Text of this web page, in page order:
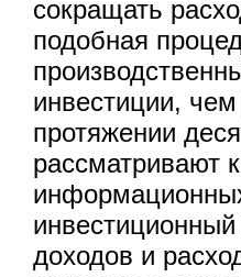
сокращать
подобная
инвестиции,
протяжении
рассматривают
доходов и